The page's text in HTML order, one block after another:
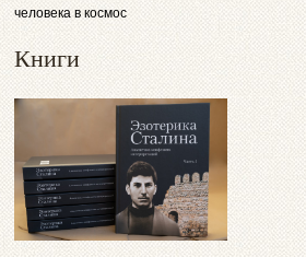
человека в космос
Книги